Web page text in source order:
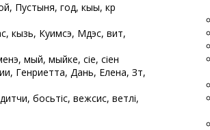
Пустыня, год, кыы, кӧр
кызь, Куимсэ, Мӧдэс, вит,
мый, мыйке, сіе, сіен
Генриетта, Дань, Елена, Зӧт,
босьтіс, вежсис, ветлі,